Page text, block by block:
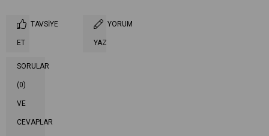
TAVSIYE
ET
YORUM
YAZ
SORULAR
(0)
VE
CEVAPLAR